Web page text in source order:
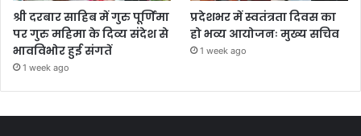
श्री दरबार साहिब में गुरु पूर्णिमा
पर गुरु महिमा के दिव्य संदेश से
भावविभोर हुई संगतें
1 week ago
प्रदेशभर में स्वतंत्रता दिवस का
हो भव्य आयोजनः मुख्य सचिव
1 week ago